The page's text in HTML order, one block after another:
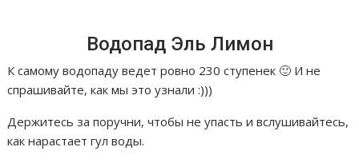
Водопад Эль Лимон
К самому водопаду ведет ровно 230 ступенек 🙂 И не
спрашивайте, как мы это узнали :)))
Держитесь за поручни, чтобы не упасть и вслушивайтесь,
как нарастает гул воды.